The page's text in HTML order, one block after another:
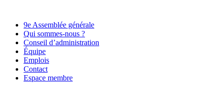
9e Assemblée générale
Qui sommes-nous ?
Conseil d’administration
Équipe
Emplois
Contact
Espace membre